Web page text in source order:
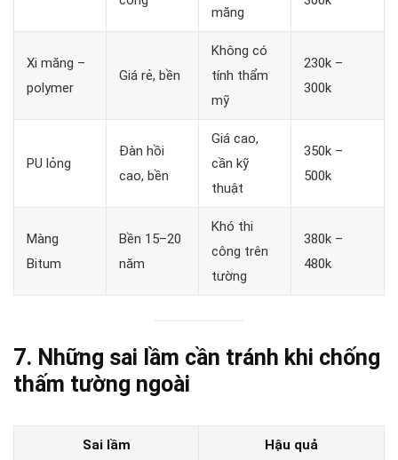
măng
Xi măng –
polymer
Giá rẻ, bền
Không có
tính thẩm
mỹ
230k –
300k
PU lỏng
Đàn hồi
cao, bền
Giá cao,
cần kỹ
thuật
350k –
500k
Màng
Bitum
Bền 15–20
năm
Khó thi
công trên
tường
380k –
480k
7. Những sai lầm cần tránh khi chống
thấm tường ngoài
Sai lầm Hậu quả